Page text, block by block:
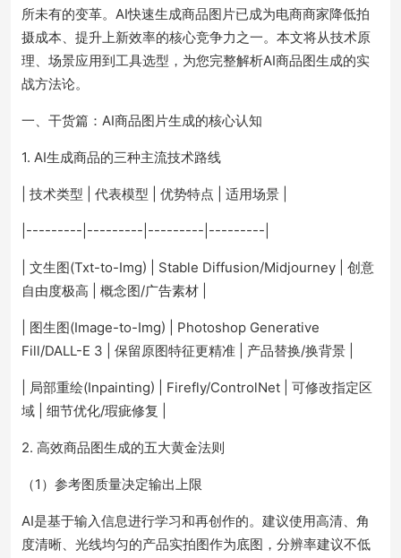
所未有的变革。AI快速生成商品图片已成为电商商家降低拍
摄成本、提升上新效率的核心竞争力之一。本文将从技术原
理、场景应用到工具选型，为您完整解析AI商品图生成的实
战方法论。
一、干货篇：AI商品图片生成的核心认知
1. AI生成商品的三种主流技术路线
| 技术类型 | 代表模型 | 优势特点 | 适用场景 |
|---------|---------|---------|---------|
| 文生图(Txt-to-Img) | Stable Diffusion/Midjourney | 创意
自由度极高 | 概念图/广告素材 |
| 图生图(Image-to-Img) | Photoshop Generative
Fill/DALL-E 3 | 保留原图特征更精准 | 产品替换/换背景 |
| 局部重绘(Inpainting) | Firefly/ControlNet | 可修改指定区
域 | 细节优化/瑕疵修复 |
2. 高效商品图生成的五大黄金法则
（1）参考图质量决定输出上限
AI是基于输入信息进行学习和再创作的。建议使用高清、角
度清晰、光线均匀的产品实拍图作为底图，分辨率建议不低